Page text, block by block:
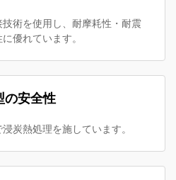
術を使用し、耐摩耗性・耐震
優れています。
の安全性
炭熱処理を施しています。